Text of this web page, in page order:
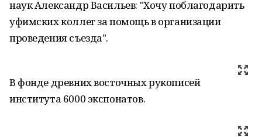
наук Александр Васильев: "Хочу поблагодарить
уфимских коллег за помощь в организации
проведения съезда".
В фонде древних восточных рукописей
института 6000 экспонатов.